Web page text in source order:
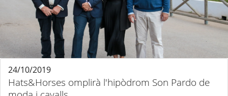
Hats&Horses omplirà l'hipòdrom Son Pardo de
24/10/2019